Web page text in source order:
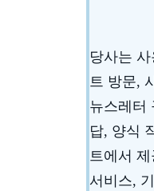
당사는 사
트 방문,
뉴스레터
답, 양식
트에서
서비스,